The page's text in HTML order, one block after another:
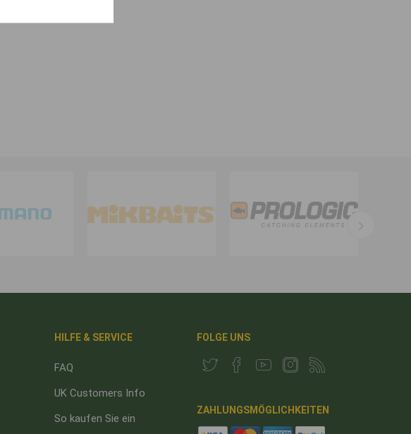
HILFE & SERVICE
FAQ
UK Customers Info
So kaufen Sie ein
FOLGE UNS
ZAHLUNGSMÖGLICHKEITEN